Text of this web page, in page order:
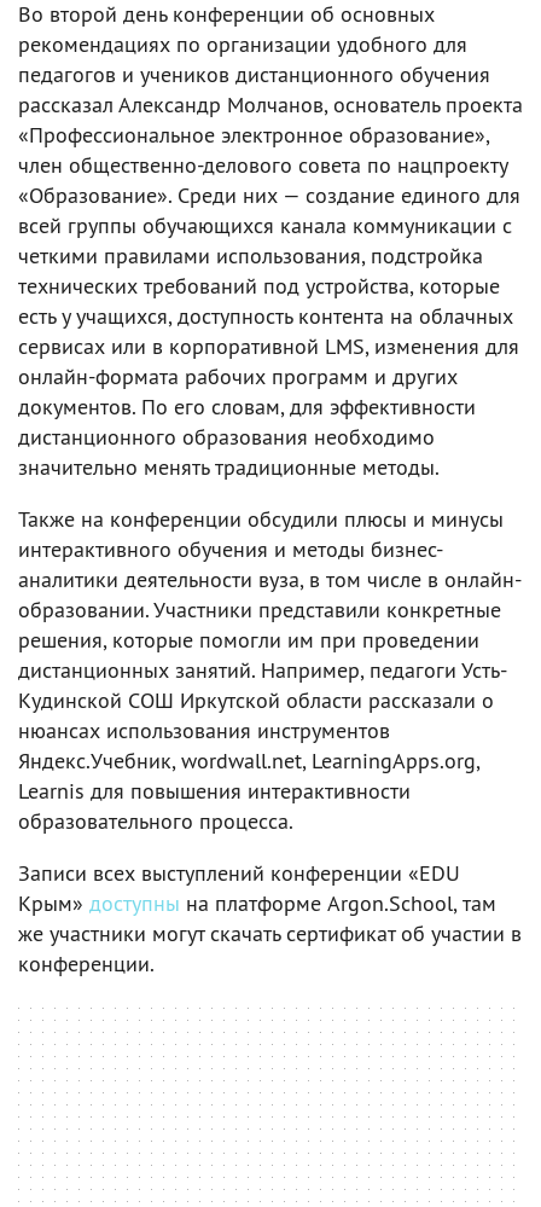
Во второй день конференции об основных
рекомендациях по организации удобного для
педагогов и учеников дистанционного обучения
рассказал Александр Молчанов, основатель проекта
«Профессиональное электронное образование»,
член общественно-делового совета по нацпроекту
«Образование». Среди них — создание единого для
всей группы обучающихся канала коммуникации с
четкими правилами использования, подстройка
технических требований под устройства, которые
есть у учащихся, доступность контента на облачных
сервисах или в корпоративной LMS, изменения для
онлайн-формата рабочих программ и других
документов. По его словам, для эффективности
дистанционного образования необходимо
значительно менять традиционные методы.
Также на конференции обсудили плюсы и минусы
интерактивного обучения и методы бизнес-
аналитики деятельности вуза, в том числе в онлайн-
образовании. Участники представили конкретные
решения, которые помогли им при проведении
дистанционных занятий. Например, педагоги Усть-
Кудинской СОШ Иркутской области рассказали о
нюансах использования инструментов
Яндекс.Учебник, wordwall.net, LearningApps.org,
Learnis для повышения интерактивности
образовательного процесса.
Записи всех выступлений конференции «EDU
Крым» доступны на платформе Argon.School, там
же участники могут скачать сертификат об участии в
конференции.